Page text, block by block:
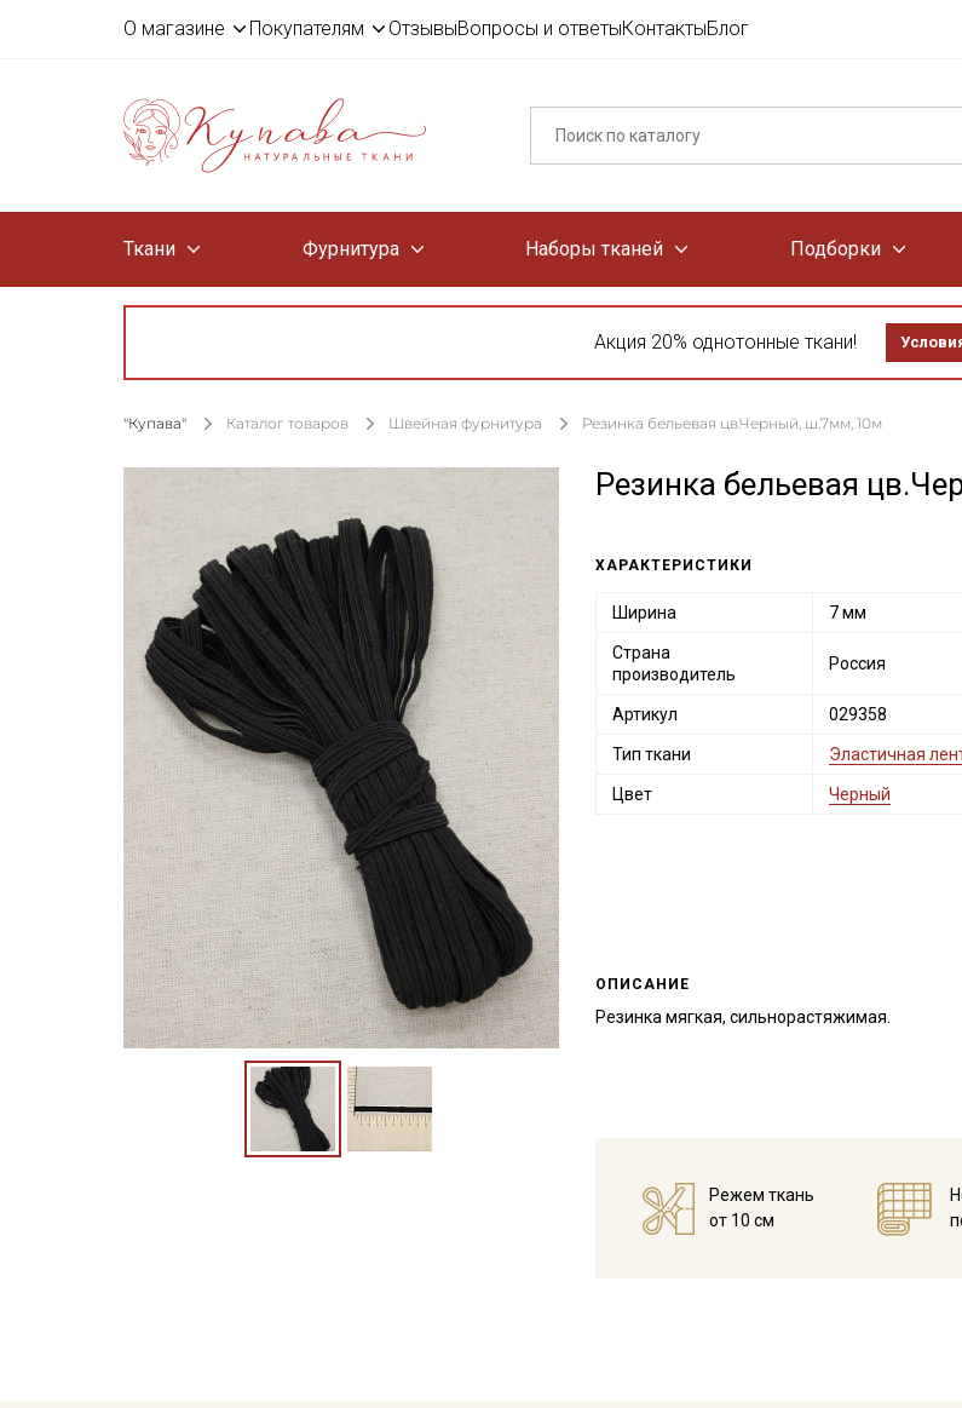
О магазине Покупателям ОтзывыВопросы и ответыКонтактыБлог
Ткани Фурнитура Наборы тканей Подборки
Акция 20% однотонные ткани!
"Купава" Каталог товаров Швейная фурнитура Резинка бельевая цв.Черный, ш.7мм, 10м
Резинка бельевая
ХАРАКТЕРИСТИКИ
Ширина 7 мм
Страна
производитель
Россия
Артикул 029358
Тип ткани Эластичная
Цвет Черный
ОПИСАНИЕ
Резинка мягкая, сильнорастяжимая.
Режем ткань
от 10 см